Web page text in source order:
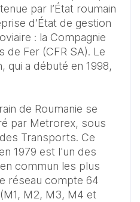
par l’État roumain
d’État de gestion
: la Compagnie
de Fer (CFR SA). Le
qui a débuté en 1998,
de Roumanie se
par Metrorex, sous
Transports. Ce
1979 est l'un des
commun les plus
réseau compte 64
M2, M3, M4 et